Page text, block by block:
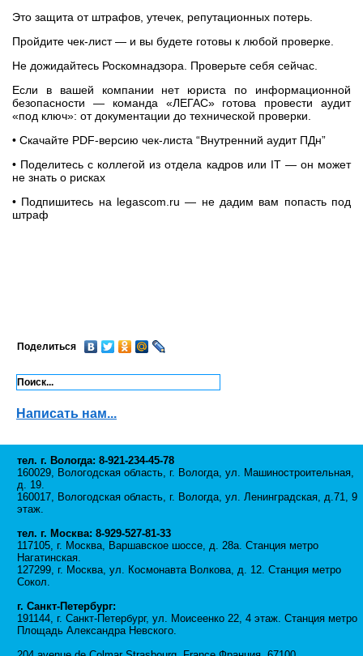
Это защита от штрафов, утечек, репутационных потерь.
Пройдите чек-лист — и вы будете готовы к любой проверке.
Не дожидайтесь Роскомнадзора. Проверьте себя сейчас.
Если в вашей компании нет юриста по информационной
безопасности — команда «ЛЕГАС» готова провести аудит
«под ключ»: от документации до технической проверки.
• Скачайте PDF-версию чек-листа “Внутренний аудит ПДн”
• Поделитесь с коллегой из отдела кадров или IT — он может
не знать о рисках
• Подпишитесь на legascom.ru — не дадим вам попасть под
штраф
Поделиться
Написать нам...
тел. г. Вологда: 8-921-234-45-78
160029, Вологодская область, г. Вологда, ул. Машиностроительная,
д. 19.
160017, Вологодская область, г. Вологда, ул. Ленинградская, д.71, 9
этаж.
тел. г. Москва: 8-929-527-81-33
117105, г. Москва, Варшавское шоссе, д. 28а. Станция метро
Нагатинская.
127299, г. Москва, ул. Космонавта Волкова, д. 12. Станция метро
Сокол.
г. Санкт-Петербург:
191144, г. Санкт-Петербург, ул. Моисеенко 22, 4 этаж. Станция метро
Площадь Александра Невского.